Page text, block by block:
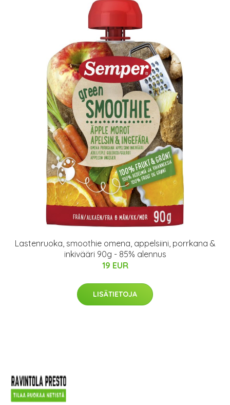
Lastenruoka, smoothie omena, appelsiini, porrkana &
inkivääri 90g - 85% alennus
19 EUR
LISÄTIETOJA